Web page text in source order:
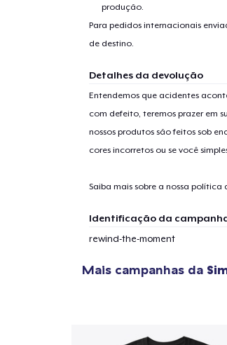
produção.
Para pedidos internacionais
de destino.
Detalhes da devolução
Entendemos que acidentes
com defeito, teremos prazer em
nossos produtos são feitos sob
cores incorretos ou se você
Saiba mais sobre a nossa política
Identificação da
rewind-the-moment
Mais campanhas da